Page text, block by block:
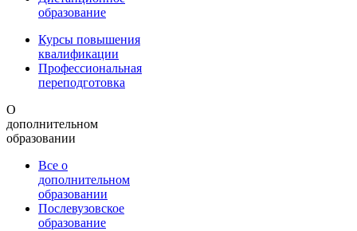
образование
Курсы повышения
квалификации
Профессиональная
переподготовка
О
дополнительном
образовании
Все о
дополнительном
образовании
Послевузовское
образование